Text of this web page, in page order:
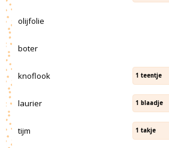
olijfolie
boter
knoflook 1 teentje
laurier 1 blaadje
tijm 1 takje